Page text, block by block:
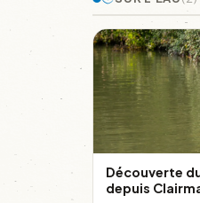
Découverte
depuis